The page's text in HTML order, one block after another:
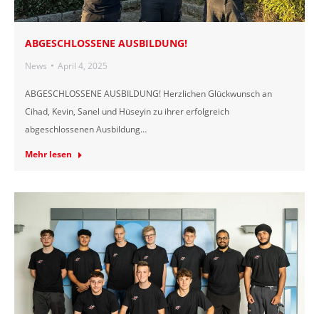
ABGESCHLOSSENE AUSBILDUNG!
News April 4, 2025
ABGESCHLOSSENE AUSBILDUNG! Herzlichen Glückwunsch an
Cihad, Kevin, Sanel und Hüseyin zu ihrer erfolgreich
abgeschlossenen Ausbildung…
Mehr lesen